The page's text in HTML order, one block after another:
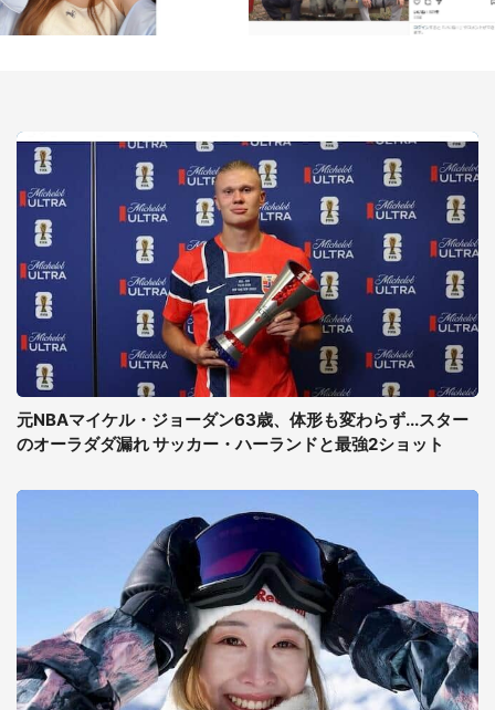
元NBAマイケル・ジョーダン63歳、体形も変わらず...スター
のオーラダダ漏れ サッカー・ハーランドと最強2ショット